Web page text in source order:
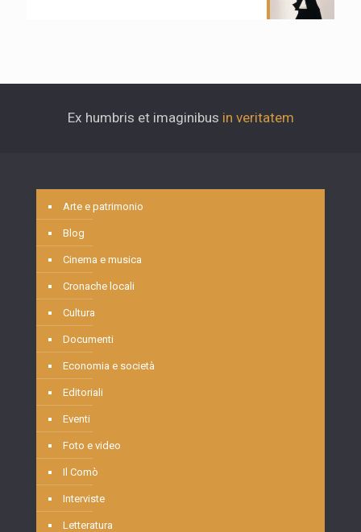
Ex humbris et imaginibus in veritatem
Arte e patrimonio
Blog
Cinema e musica
Cronache locali
Cultura
Documenti
Economia e società
Editoriali
Eventi
Foto e video
Il Comò
Interviste
Letteratura